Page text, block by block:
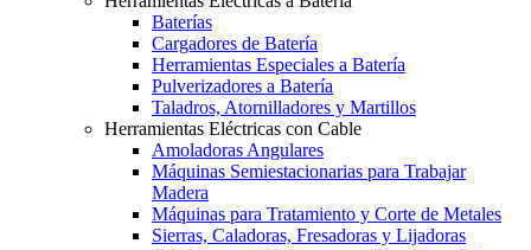
Baterías
Cargadores de Batería
Herramientas Especiales a Batería
Pulverizadores a Batería
Taladros, Atornilladores y Martillos
Herramientas Eléctricas con Cable
Amoladoras Angulares
Máquinas Semiestacionarias para Trabajar
Madera
Máquinas para Tratamiento y Corte de Metales
Sierras, Caladoras, Fresadoras y Lijadoras